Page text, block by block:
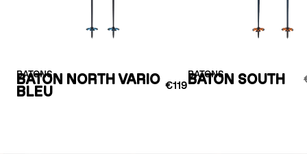
BATONS
BATON NORTH VARIO
BLEU
€119
BATONS
BATON SOUTH